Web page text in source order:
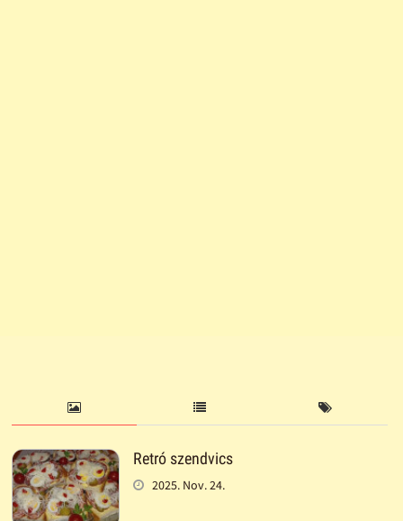
Retró szendvics
2025. Nov. 24.